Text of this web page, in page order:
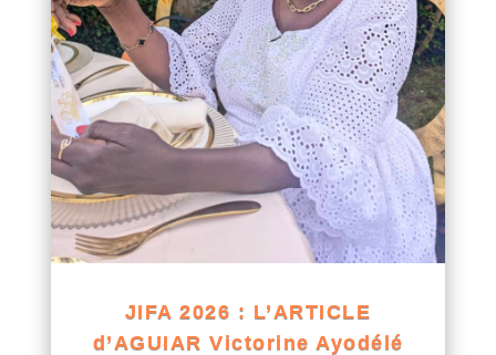
JIFA 2026 : L’ARTICLE
d’AGUIAR Victorine Ayodélé